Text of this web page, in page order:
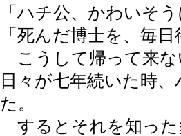
「ハチ公、かわいそ
「死んだ博士を、毎
こうして帰って来な
日々が七年続いた時
た。
するとそれを知った